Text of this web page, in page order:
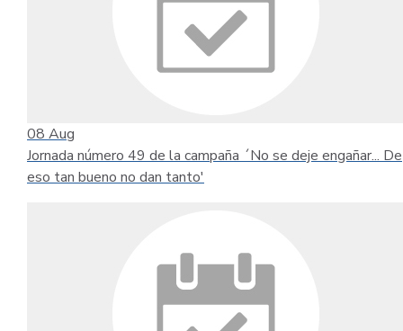
08 Aug
Jornada número 49 de la campaña ´No se deje engañar... De
eso tan bueno no dan tanto'